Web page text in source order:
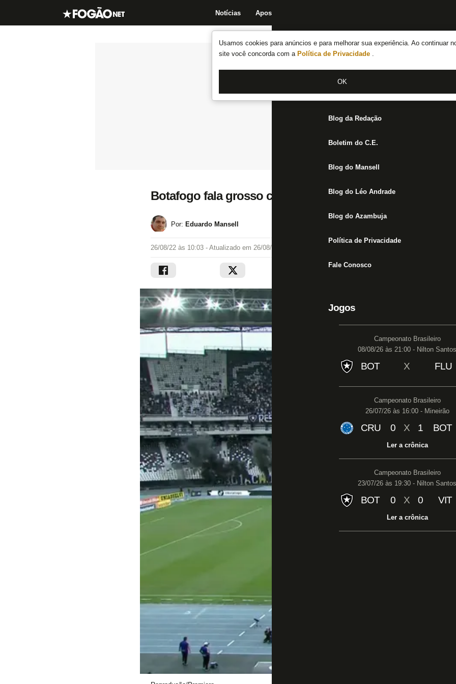
Usamos cookies para anúncios e para melhorar sua experiência. Ao continuar
site você concorda com a Política de Privacidade .
OK
Notícias Apostas
Notícias do Botafogo
Fórum
Jogos
Blog da Redação
Boletim do C.E.
Blog do Mansell
Blog do Léo Andrade
Blog do Azambuja
Política de Privacidade
Fale Conosco
Jogos
Campeonato Brasileiro
08/08/26 às 21:00 - Nilton Santos
BOT X FLU
Campeonato Brasileiro
26/07/26 às 16:00 - Mineirão
CRU 0 X 1 BOT
Ler a crônica
Campeonato Brasileiro
23/07/26 às 19:30 - Nilton Santos
BOT 0 X 0 VIT
Ler a crônica
Botafogo fala grosso com políticos que só atrapalham o
Por: Eduardo Mansell
26/08/22 às 10:03 - Atualizado em 26/08/22 às 10:03